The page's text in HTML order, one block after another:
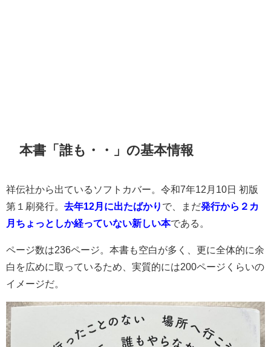
本書「誰も・・」の基本情報
祥伝社から出ているソフトカバー。令和7年12月10日 初版
第１刷発行。 去年12月に出たばかり で、まだ発行から２カ
月ちょっとしか経っていない新しい本である。
ページ数は236ページ。本書も空白が多く、更に全体的に余
白を広めに取っているため、実質的には200ページくらいの
イメージだ。